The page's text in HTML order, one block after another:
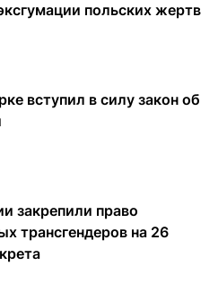
польских жертв
вступил в силу закон об
закрепили право
трансгендеров на 26